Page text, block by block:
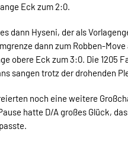
Eck zum 2:0.
es dann Hyseni, der als
dann zum Robben-
obere Eck zum 3:0. Die 1205
sangen trotz der drohenden
noch eine weitere
hatte D/A großes Glück,